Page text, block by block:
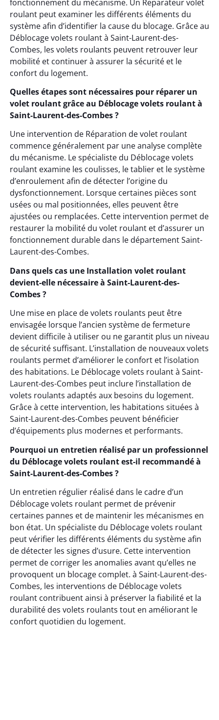
fonctionnement du mécanisme. Un Reparateur volet
roulant peut examiner les différents éléments du
système afin d’identifier la cause du blocage. Grâce au
Déblocage volets roulant à Saint-Laurent-des-
Combes, les volets roulants peuvent retrouver leur
mobilité et continuer à assurer la sécurité et le
confort du logement.
Quelles étapes sont nécessaires pour réparer un
volet roulant grâce au Déblocage volets roulant à
Saint-Laurent-des-Combes ?
Une intervention de Réparation de volet roulant
commence généralement par une analyse complète
du mécanisme. Le spécialiste du Déblocage volets
roulant examine les coulisses, le tablier et le système
d’enroulement afin de détecter l’origine du
dysfonctionnement. Lorsque certaines pièces sont
usées ou mal positionnées, elles peuvent être
ajustées ou remplacées. Cette intervention permet de
restaurer la mobilité du volet roulant et d’assurer un
fonctionnement durable dans le département Saint-
Laurent-des-Combes.
Dans quels cas une Installation volet roulant
devient-elle nécessaire à Saint-Laurent-des-
Combes ?
Une mise en place de volets roulants peut être
envisagée lorsque l’ancien système de fermeture
devient difficile à utiliser ou ne garantit plus un niveau
de sécurité suffisant. L’installation de nouveaux volets
roulants permet d’améliorer le confort et l’isolation
des habitations. Le Déblocage volets roulant à Saint-
Laurent-des-Combes peut inclure l’installation de
volets roulants adaptés aux besoins du logement.
Grâce à cette intervention, les habitations situées à
Saint-Laurent-des-Combes peuvent bénéficier
d’équipements plus modernes et performants.
Pourquoi un entretien réalisé par un professionnel
du Déblocage volets roulant est-il recommandé à
Saint-Laurent-des-Combes ?
Un entretien régulier réalisé dans le cadre d’un
Déblocage volets roulant permet de prévenir
certaines pannes et de maintenir les mécanismes en
bon état. Un spécialiste du Déblocage volets roulant
peut vérifier les différents éléments du système afin
de détecter les signes d’usure. Cette intervention
permet de corriger les anomalies avant qu’elles ne
provoquent un blocage complet. à Saint-Laurent-des-
Combes, les interventions de Déblocage volets
roulant contribuent ainsi à préserver la fiabilité et la
durabilité des volets roulants tout en améliorant le
confort quotidien du logement.